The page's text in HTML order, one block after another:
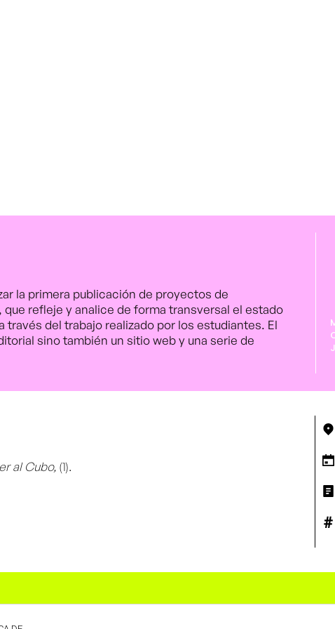
la primera publicación de proyectos de
refleje y analice de forma transversal el estado
través del trabajo realizado por los estudiantes. El
sino también un sitio web y una serie de
al Cubo, (1).